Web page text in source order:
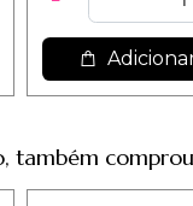
também